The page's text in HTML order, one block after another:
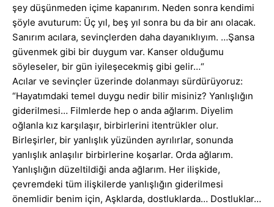
şey düşünmeden içime kapanırım. Neden sonra kendimi
şöyle avuturum: Üç yıl, beş yıl sonra bu da bir anı olacak.
Sanırım acılara, sevinçlerden daha dayanıklıyım. …Şansa
güvenmek gibi bir duygum var. Kanser olduğumu
söyleseler, bir gün iyileşecekmiş gibi gelir…“
Acılar ve sevinçler üzerinde dolanmayı sürdürüyoruz:
“Hayatımdaki temel duygu nedir bilir misiniz? Yanlışlığın
giderilmesi… Filmlerde hep o anda ağlarım. Diyelim
oğlanla kız karşılaşır, birbirlerini itentrükler olur.
Birleşirler, bir yanlışlık yüzünden ayrılırlar, sonunda
yanlışlık anlaşılır birbirlerine koşarlar. Orda ağlarım.
Yanlışlığın düzeltildiği anda ağlarım. Her ilişkide,
çevremdeki tüm ilişkilerde yanlışlığın giderilmesi
önemlidir benim için, Aşklarda, dostluklarda… Dostluklar…